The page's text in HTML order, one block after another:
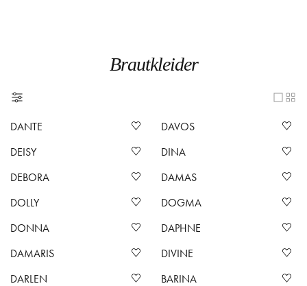
Brautkleider
DANTE
DAVOS
DEISY
DINA
DEBORA
DAMAS
DOLLY
DOGMA
DONNA
DAPHNE
DAMARIS
DIVINE
DARLEN
BARINA